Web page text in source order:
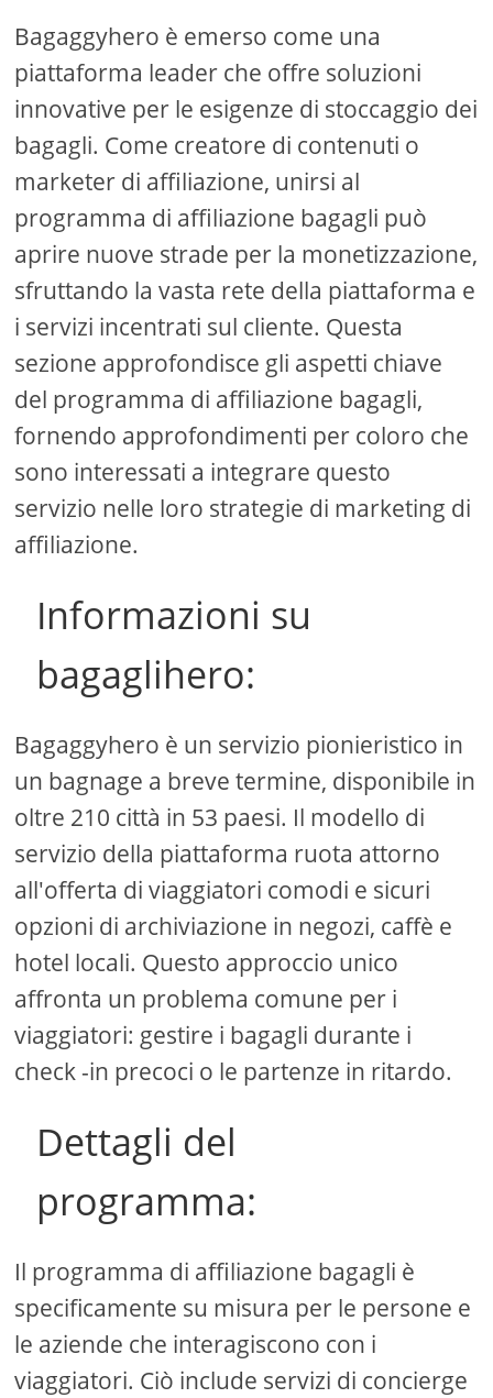
Bagaggyhero è emerso come una
piattaforma leader che offre soluzioni
innovative per le esigenze di stoccaggio dei
bagagli. Come creatore di contenuti o
marketer di affiliazione, unirsi al
programma di affiliazione bagagli può
aprire nuove strade per la monetizzazione,
sfruttando la vasta rete della piattaforma e
i servizi incentrati sul cliente. Questa
sezione approfondisce gli aspetti chiave
del programma di affiliazione bagagli,
fornendo approfondimenti per coloro che
sono interessati a integrare questo
servizio nelle loro strategie di marketing di
affiliazione.
Informazioni su
bagaglihero:
Bagaggyhero è un servizio pionieristico in
un bagnage a breve termine, disponibile in
oltre 210 città in 53 paesi. Il modello di
servizio della piattaforma ruota attorno
all'offerta di viaggiatori comodi e sicuri
opzioni di archiviazione in negozi, caffè e
hotel locali. Questo approccio unico
affronta un problema comune per i
viaggiatori: gestire i bagagli durante i
check -in precoci o le partenze in ritardo.
Dettagli del
programma:
Il programma di affiliazione bagagli è
specificamente su misura per le persone e
le aziende che interagiscono con i
viaggiatori. Ciò include servizi di concierge